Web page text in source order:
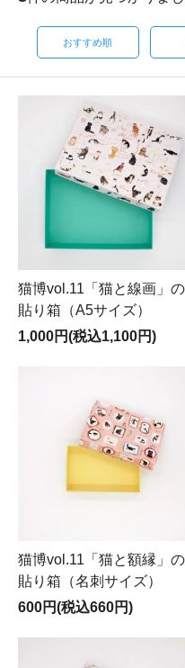
おすすめ順
猫博vol.11「猫と線画」の
貼り箱（A5サイズ）
1,000円(税込1,100円)
猫博vol.11「猫と額縁」の
貼り箱（名刺サイズ）
600円(税込660円)